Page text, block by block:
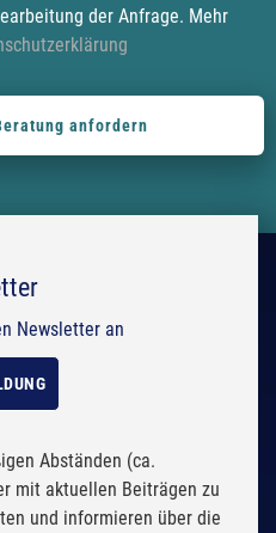
der Anfrage. Mehr
Newsletter an
Abständen (ca.
mit aktuellen Beiträgen zu
und informieren über die